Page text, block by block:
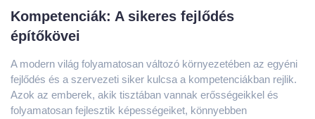
A modern világ folyamatosan változó környezetében az egyéni
fejlődés és a szervezeti siker kulcsa a kompetenciákban rejlik.
Azok az emberek, akik tisztában vannak erősségeikkel és
folyamatosan fejlesztik képességeiket, könnyebben
alkalmazkodnak
A személyes és szakmai siker kulcsa